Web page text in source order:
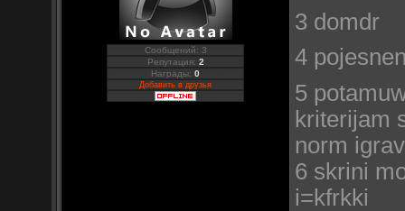
Сообщений: 3
Репутация: 2
Награды:0
Добавить в друзья
3 domdr
4
5
kriterijam
norm
6 skrini
i=kfrkki